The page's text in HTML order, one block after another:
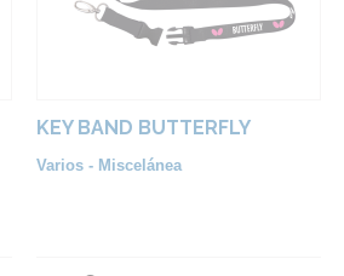
KEY BAND BUTTERFLY
Varios - Miscelánea